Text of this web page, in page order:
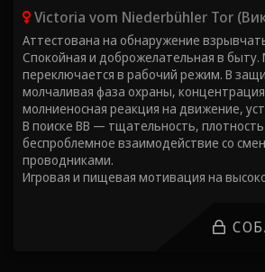
Victoria vom Niederbühler Tor
Аттестована на обнаружение
Спокойная и доброжелательная в быту.
переключается в рабочий режим. В
молчаливая фаза охраны,
молниеносная реакция на движение,
В поиске ВВ — тщательность,
беспроблемное взаимодействие со
проводниками.
Игровая и пищевая мотивация на